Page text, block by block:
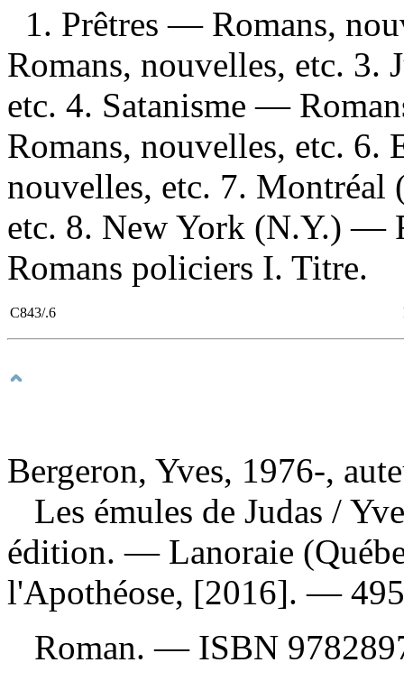
1. Prêtres — Romans,
Romans, nouvelles, etc.
etc. 4. Satanisme —
Romans, nouvelles, etc.
nouvelles, etc. 7.
etc. 8. New York (N.Y.) —
Romans policiers I. Titre.
C843/.6
Bergeron, Yves, 1976-,
Les émules de Judas /
édition. — Lanoraie
l'Apothéose, [2016]. —
Roman. — ISBN